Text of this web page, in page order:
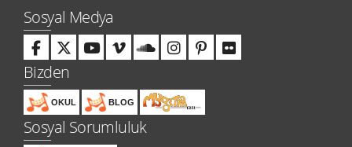
Sosyal Medya
Bizden
OKUL BLOG
Sosyal Sorumluluk